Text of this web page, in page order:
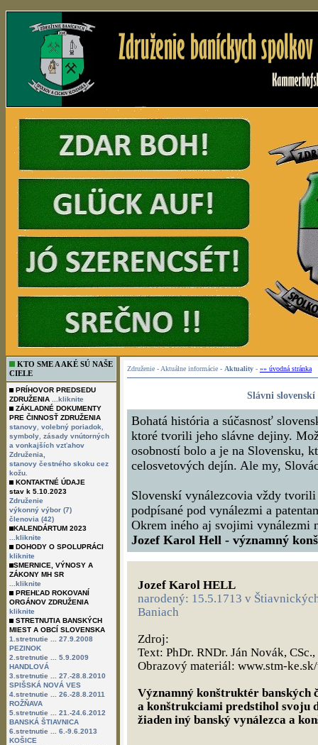
KTO SME A AKÉ SÚ NAŠE
CIELE
PRÍHOVOR PREDSEDU
ZDRUŽENIA
...kliknite
ZÁKLADNÉ DOKUMENTY
PRE ČINNOSŤ ZDRUŽENIA
stanovy volebný poriadok
symboly zásady vnútorných
a vonkajších vzťahov
Združenia,
stanovy čestného skoku cez
kožu.
KONTAKTNÉ ÚDAJE
stav k 5.10.2023
Združenie
výkonný výbor (7)
členovia (42)
KALENDÁRTUM 2023
...kliknite
DOHODY O SPOLUPRÁCI
kliknite
SMERNICE, VÝNOSY A
ZÁKONY MH SR
...kliknite
PREHĽAD ROKOVANÍ
ORGÁNOV ZDRUŽENIA
kliknite
STRETNUTIA BANSKÝCH
MIEST A OBCÍ SLOVENSKA
1.stretnutie ... 27.9.2008
PEZINOK
2.stretnutie ... 5.9.2009
HANDLOVÁ
3.stretnutie ... 27.-28.8.2010
SPIŠSKÁ NOVÁ VES
4.stretnutie ... 26.-28.8.2011
ROŽŇAVA
5.stretnutie ... 21.-24.6.2012
BANSKÁ ŠTIAVNICA
6.stretnutie ... 6.-9.6.2013
KOŠICE
Združenie - Aktuálne informácie - Aktuality - »» úvodná stránka
Slávni
Bohatá história a súčasnosť
ktoré tvorili jeho slávne dejiny.
osobností bolo a je na Slovensku,
celosvetových dejín. Ale my,
Slovenskí vynálezcovia vždy
podpísané pod vynálezmi a
Okrem iného aj svojimi vynálezmi
Jozef Karol Hell - významný
Jozef Karol HELL
narodený: 15.5.1713 v
Baniach
Zdroj:
Text: PhDr. RNDr. Ján Novák,
Obrazový materiál: www.stm-
Významný konštruktér
a konštrukciami predstihol svoju
žiaden iný banský vynálezca a